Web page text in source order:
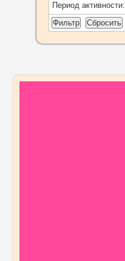
Период активности: